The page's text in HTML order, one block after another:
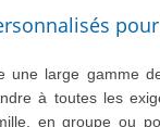
une large gamme
à toutes les
en groupe ou